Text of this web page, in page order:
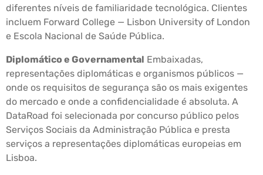
diferentes níveis de familiaridade tecnológica. Clientes
incluem Forward College — Lisbon University of London
e Escola Nacional de Saúde Pública.
Diplomático e Governamental Embaixadas,
representações diplomáticas e organismos públicos —
onde os requisitos de segurança são os mais exigentes
do mercado e onde a confidencialidade é absoluta. A
DataRoad foi selecionada por concurso público pelos
Serviços Sociais da Administração Pública e presta
serviços a representações diplomáticas europeias em
Lisboa.